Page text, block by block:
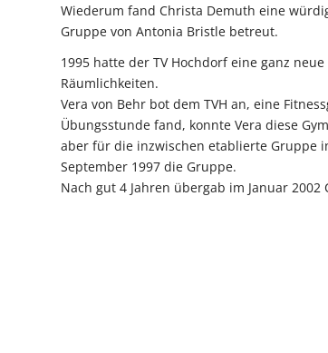
Wiederum fand Christa Demuth eine
Gruppe von Antonia Bristle betreut.
1995 hatte der TV Hochdorf eine ganz
Räumlichkeiten.
Vera von Behr bot dem TVH an, eine
Übungsstunde fand, konnte Vera diese
aber für die inzwischen etablierte Gruppe
September 1997 die Gruppe.
Nach gut 4 Jahren übergab im Januar